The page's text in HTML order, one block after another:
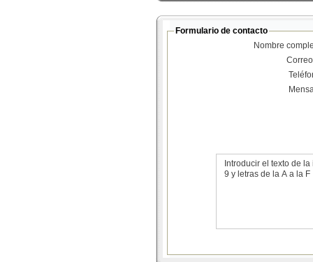
Formulario de contacto
Nombre
Introducir el texto de
9 y letras de la A a la F